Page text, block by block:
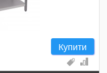
Купити